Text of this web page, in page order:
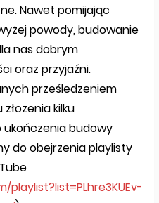
Nawet pomijając
powody, budowanie
nas dobrym
oraz przyjaźni.
prześledzeniem
kilku
ukończenia budowy
do obejrzenia playlisty